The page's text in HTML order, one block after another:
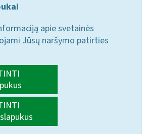
apie svetainės
Jūsų naršymo patirties